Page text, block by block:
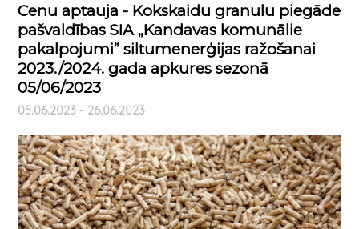
Cenu aptauja - Kokskaidu granulu piegāde
pašvaldības SIA „Kandavas komunālie
pakalpojumi” siltumenerģijas ražošanai
2023./2024. gada apkures sezonā
05/06/2023
05.06.2023 - 26.06.2023